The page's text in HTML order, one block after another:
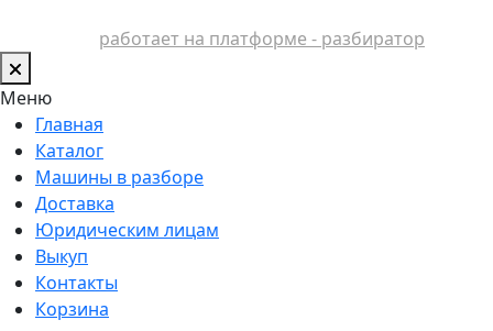
работает на платформе - разбиратор
Меню
Главная
Каталог
Машины в разборе
Доставка
Юридическим лицам
Выкуп
Контакты
Корзина